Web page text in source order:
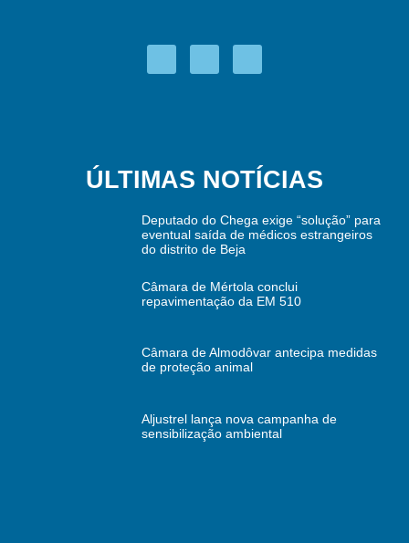
ÚLTIMAS NOTÍCIAS
Deputado do Chega exige “solução” para
eventual saída de médicos estrangeiros
do distrito de Beja
Câmara de Mértola conclui
repavimentação da EM 510
Câmara de Almodôvar antecipa medidas
de proteção animal
Aljustrel lança nova campanha de
sensibilização ambiental